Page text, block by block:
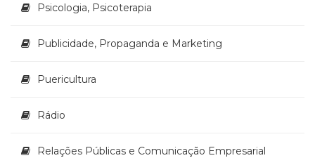
Psicologia, Psicoterapia
Publicidade, Propaganda e Marketing
Puericultura
Rádio
Relações Públicas e Comunicação Empresarial